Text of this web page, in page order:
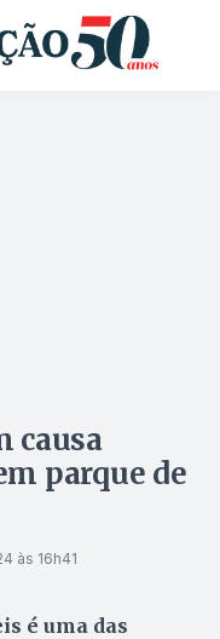
causa
parque de
às 16h41
é uma das